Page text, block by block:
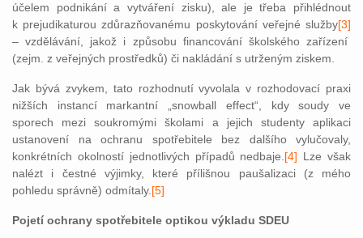
účelem podnikání a vytváření zisku), ale je třeba přihlédnout
k prejudikaturou zdůrazňovanému poskytování veřejné služby[3]
– vzdělávání, jakož i způsobu financování školského zařízení
(zejm. z veřejných prostředků) či nakládání s utrženým ziskem.
Jak bývá zvykem, tato rozhodnutí vyvolala v rozhodovací praxi
nižších instancí markantní „snowball effect“, kdy soudy ve
sporech mezi soukromými školami a jejich studenty aplikaci
ustanovení na ochranu spotřebitele bez dalšího vylučovaly,
konkrétních okolností jednotlivých případů nedbaje. [4] Lze však
nalézt i čestné výjimky, které přílišnou paušalizaci (z mého
pohledu správně) odmítaly. [5]
Pojetí ochrany spotřebitele optikou výkladu SDEU